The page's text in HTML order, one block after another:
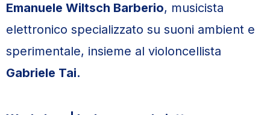
Emanuele Wiltsch Barberio, musicista
elettronico specializzato su suoni ambient e
sperimentale, insieme al violoncellista
Gabriele Tai.